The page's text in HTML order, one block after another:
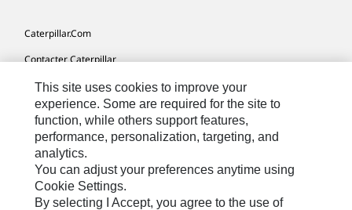
Caterpillar.com
Contacter Caterpillar
Mes Préférences Marketing
Plan Du Site
Cookie Settings
Légales
Confidentialité
This site uses cookies to improve your
experience. Some are required for the site to
function, while others support features,
performance, personalization, targeting, and
analytics.
You can adjust your preferences anytime using
Cookie Settings.
By selecting I Accept, you agree to the use of